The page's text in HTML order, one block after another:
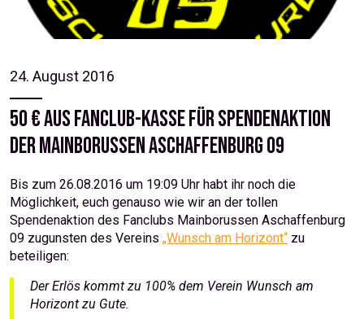
24. August 2016
50 € aus Fanclub-Kasse für Spendenaktion
der Mainborussen Aschaffenburg 09
Bis zum 26.08.2016 um 19:09 Uhr habt ihr noch die
Möglichkeit, euch genauso wie wir an der tollen
Spendenaktion des Fanclubs Mainborussen Aschaffenburg
09 zugunsten des Vereins „Wunsch am Horizont“ zu
beteiligen:
Der Erlös kommt zu 100% dem Verein Wunsch am
Horizont zu Gute.